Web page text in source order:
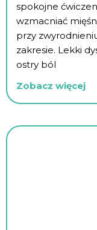
spokojne
wzmacniać
przy
zakresie. Lekki
ostry ból
Zobacz więcej